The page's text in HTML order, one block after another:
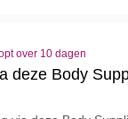
over 10 dagen
deze Body